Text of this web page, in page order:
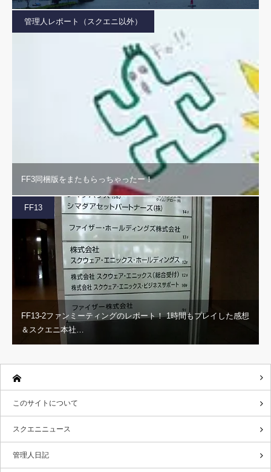
管理人レポート（スクエニ以外）
FF3同梱版をまたもらっちゃったー！
FF13
FF13-2ファンミーティングのレポート！ 1時間もプレイした感想
＆スクエニ本社…
このサイトについて
スクエニニュース
管理人日記